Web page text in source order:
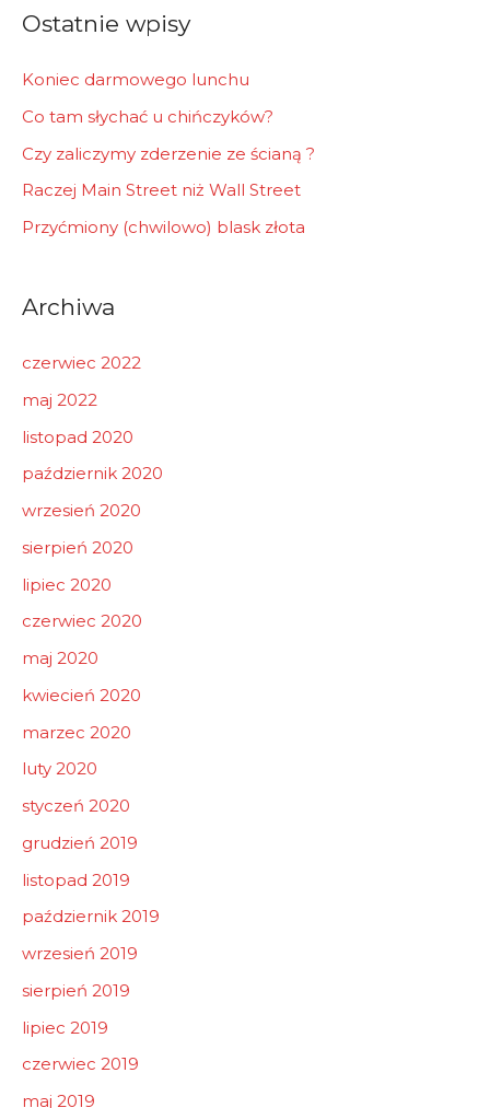
Ostatnie wpisy
Koniec darmowego lunchu
Co tam słychać u chińczyków?
Czy zaliczymy zderzenie ze ścianą ?
Raczej Main Street niż Wall Street
Przyćmiony (chwilowo) blask złota
Archiwa
czerwiec 2022
maj 2022
listopad 2020
październik 2020
wrzesień 2020
sierpień 2020
lipiec 2020
czerwiec 2020
maj 2020
kwiecień 2020
marzec 2020
luty 2020
styczeń 2020
grudzień 2019
listopad 2019
październik 2019
wrzesień 2019
sierpień 2019
lipiec 2019
czerwiec 2019
maj 2019